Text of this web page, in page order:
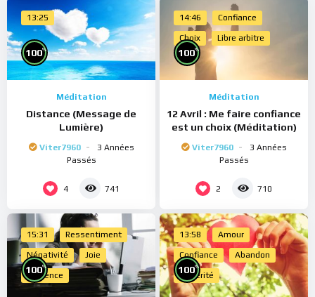
13:25
100%
Méditation
Distance (Message de
Lumière)
Viter7960
3 Années
Passés
4 741
14:46 Confiance
Choix Libre arbitre
100%
Méditation
12 Avril : Me faire confiance
est un choix (Méditation)
Viter7960
3 Années
Passés
2 710
15:31 Ressentiment
Négativité Joie
Présence
100%
13:58 Amour
Confiance Abandon
Sincérité
100%